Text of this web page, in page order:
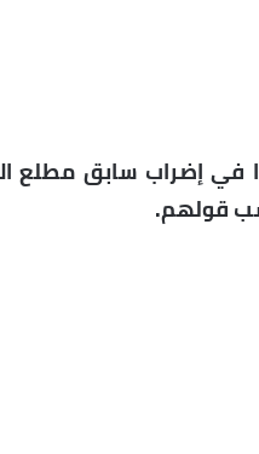
في إضراب سابق مطلع
قولهم.